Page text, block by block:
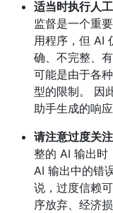
适当时执行人
监督是一个重
用程序，但 AI
确、不完整、
可能是由于各
型的限制。 因
助手生成的响
请注意过度关
整的 AI 输出时
AI 输出中的错
说，过度信赖
序放弃、经济